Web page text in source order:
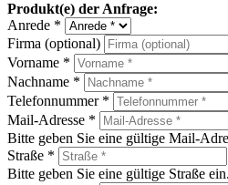
Produkt(e) der Anfrage:
Anrede *
Firma (optional)
Vorname *
Nachname *
Telefonnummer *
Mail-Adresse *
Bitte geben Sie eine gültige Mail-
Straße *
Bitte geben Sie eine gültige Straße ein.